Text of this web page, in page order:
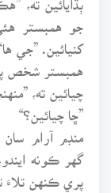
جو همبستر
کنيائين. ”جي
همبستر شخص
چيائين ته،
”ڇا چيائين؟“
منڊم آرام
گهر ڪونه
پري ڪنهن